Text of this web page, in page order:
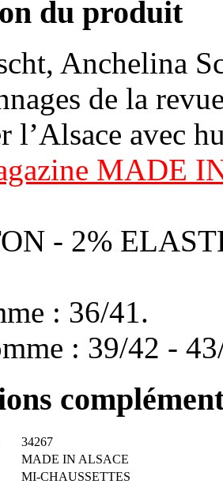
du produit
Anchelina
de la
l’Alsace avec
MADE
- 2%
: 36/41.
: 39/42 -
34267
MADE IN ALSACE
MI-CHAUSSETTES